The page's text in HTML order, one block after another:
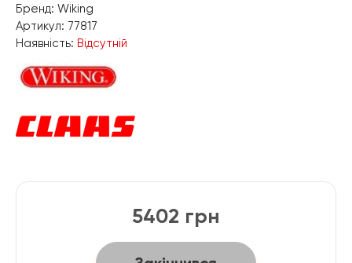
Бренд: Wiking
Артикул: 77817
Наявність: Відсутній
5402 грн